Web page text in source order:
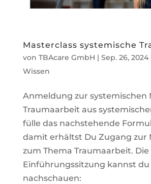
Masterclass systemische
von TBAcare GmbH | Sep. 26, 2024
Wissen
Anmeldung zur systemischen
Traumaarbeit aus
fülle das nachstehende
damit erhältst Du Zugang zur
zum Thema Traumaarbeit. Die
Einführungssitzung kannst du
nachschauen: